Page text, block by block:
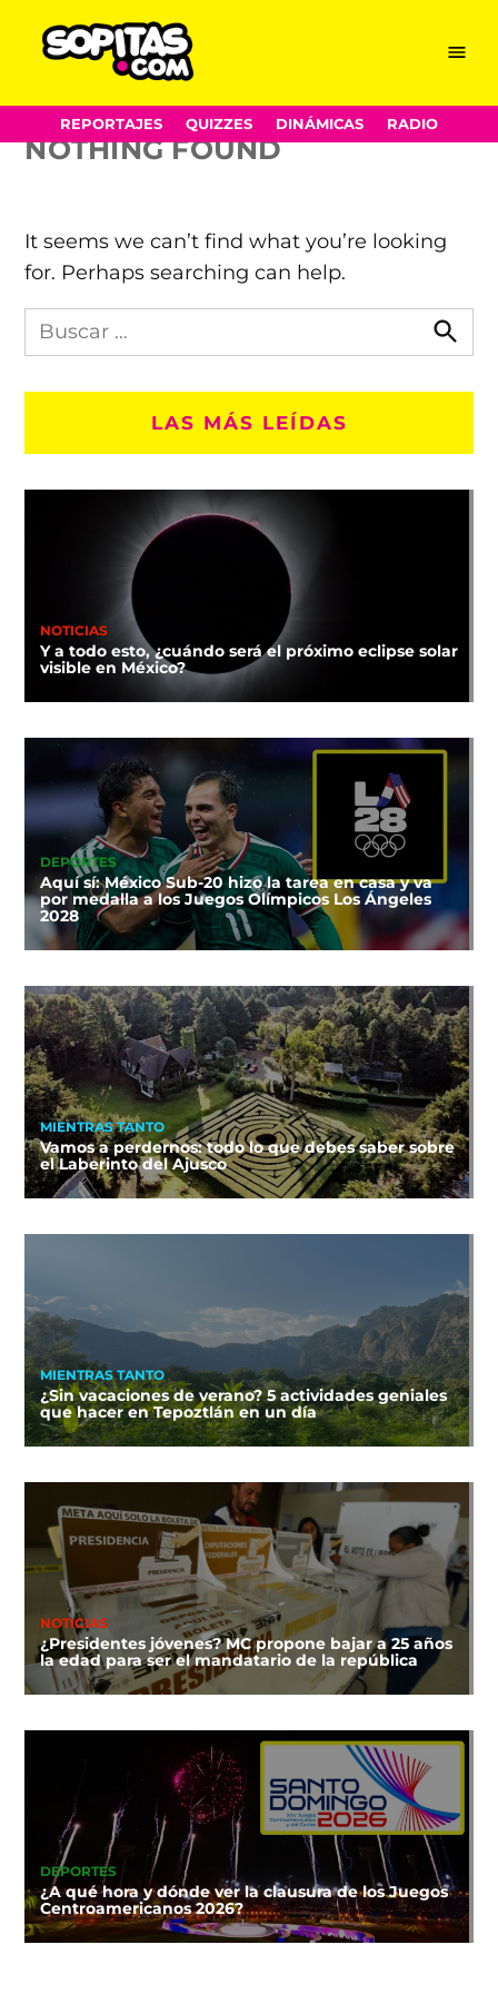
content
Menu
REPORTAJES QUIZZES DINÁMICAS RADIO
Celebration Day
NOTHING FOUND
It seems we can’t find what you’re looking
for. Perhaps searching can help.
Busca
en
LAS MÁS LEÍDAS
NOTICIAS
Y a todo esto, ¿cuándo será el próximo eclipse solar
visible en México?
DEPORTES
Aquí sí: México Sub-20 hizo la tarea en casa y va
por medalla a los Juegos Olímpicos Los Ángeles
2028
MIENTRAS TANTO
Vamos a perdernos: todo lo que debes saber sobre
el Laberinto del Ajusco
MIENTRAS TANTO
¿Sin vacaciones de verano? 5 actividades geniales
que hacer en Tepoztlán en un día
NOTICIAS
¿Presidentes jóvenes? MC propone bajar a 25 años
la edad para ser el mandatario de la república
DEPORTES
¿A qué hora y dónde ver la clausura de los Juegos
Centroamericanos 2026?